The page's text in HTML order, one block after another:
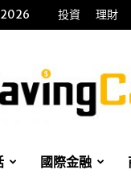
2026 投資 理財
國際金融